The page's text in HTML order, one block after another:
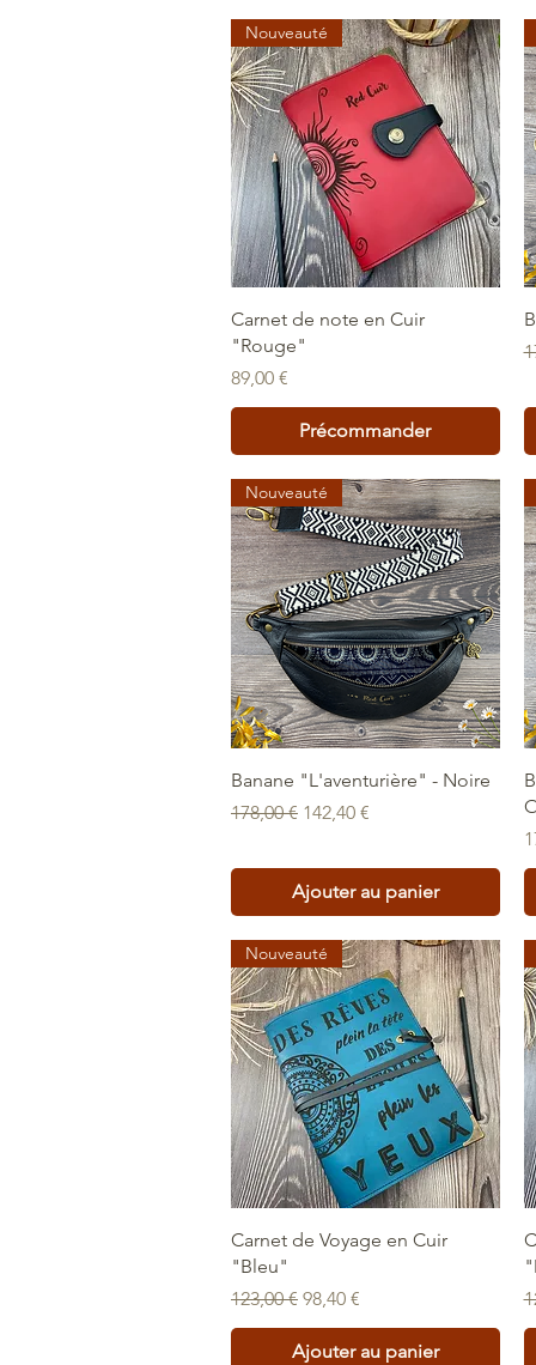
Aperçu rapide
Nouveauté
Carnet de note en Cuir
"Rouge"
Prix
89,00 €
Précommander
Aperçu rapide
Nouveauté
Banane "L'aventurière" - Noire
Prix original
178,00 € Prix promotionnel
142,40 €
Ajouter au panier
Aperçu rapide
Nouveauté
Carnet de Voyage en Cuir
"Bleu"
Prix original
123,00 € Prix promotionnel
98,40 €
Ajouter au panier